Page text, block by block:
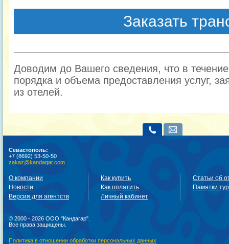
Заказать
Доводим до Вашего сведения, что в
порядка и объема предоставления услуг,
из отелей.
Севастополь:
+7 (8692) 53-50-50
zakaz@kandagar.com
О компании
Новости
Версия для агентств
Как купить
Как оплатить
Личный кабинет
Статьи об
Памятки
© 2000 - 2026 ООО "Кандагар".
Все права защищены.
Политика в отношении обработки персональных данных